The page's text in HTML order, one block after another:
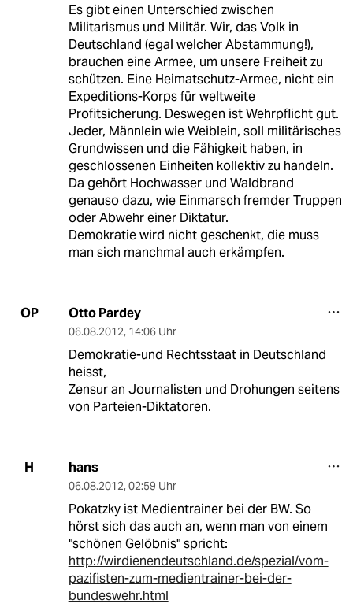
Es gibt einen Unterschied zwischen
Militarismus und Militär. Wir, das Volk in
Deutschland (egal welcher Abstammung!),
brauchen eine Armee, um unsere Freiheit zu
schützen. Eine Heimatschutz-Armee, nicht ein
Expeditions-Korps für weltweite
Profitsicherung. Deswegen ist Wehrpflicht gut.
Jeder, Männlein wie Weiblein, soll militärisches
Grundwissen und die Fähigkeit haben, in
geschlossenen Einheiten kollektiv zu handeln.
Da gehört Hochwasser und Waldbrand
genauso dazu, wie Einmarsch fremder Truppen
oder Abwehr einer Diktatur.
Demokratie wird nicht geschenkt, die muss
man sich manchmal auch erkämpfen.
OP Otto Pardey
06.08.2012, 14:06 Uhr
Demokratie-und Rechtsstaat in Deutschland
heisst,
Zensur an Journalisten und Drohungen seitens
von Parteien-Diktatoren.
H hans
06.08.2012, 02:59 Uhr
Pokatzky ist Medientrainer bei der BW. So
hörst sich das auch an, wenn man von einem
"schönen Gelöbnis" spricht:
http://wirdienendeutschland.de/spezial/vom-
pazifisten-zum-medientrainer-bei-der-
bundeswehr.html